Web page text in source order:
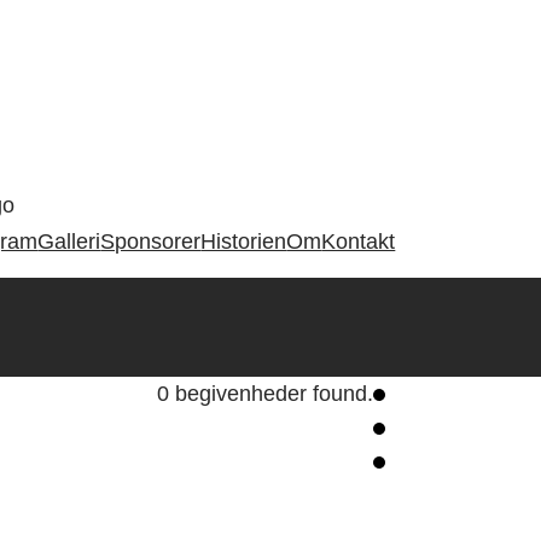
GalleriSponsorerHistorienOmKontakt
0 begivenheder found.